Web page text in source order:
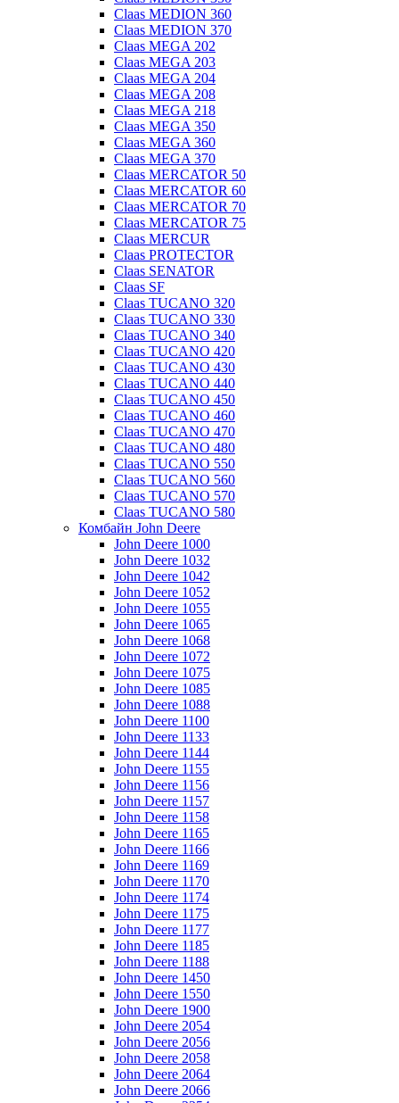
Claas MEDION 360
Claas MEDION 370
Claas MEGA 202
Claas MEGA 203
Claas MEGA 204
Claas MEGA 208
Claas MEGA 218
Claas MEGA 350
Claas MEGA 360
Claas MEGA 370
Claas MERCATOR 50
Claas MERCATOR 60
Claas MERCATOR 70
Claas MERCATOR 75
Claas MERCUR
Claas PROTECTOR
Claas SENATOR
Claas SF
Claas TUCANO 320
Claas TUCANO 330
Claas TUCANO 340
Claas TUCANO 420
Claas TUCANO 430
Claas TUCANO 440
Claas TUCANO 450
Claas TUCANO 460
Claas TUCANO 470
Claas TUCANO 480
Claas TUCANO 550
Claas TUCANO 560
Claas TUCANO 570
Claas TUCANO 580
Комбайн John Deere
John Deere 1000
John Deere 1032
John Deere 1042
John Deere 1052
John Deere 1055
John Deere 1065
John Deere 1068
John Deere 1072
John Deere 1075
John Deere 1085
John Deere 1088
John Deere 1100
John Deere 1133
John Deere 1144
John Deere 1155
John Deere 1156
John Deere 1157
John Deere 1158
John Deere 1165
John Deere 1166
John Deere 1169
John Deere 1170
John Deere 1174
John Deere 1175
John Deere 1177
John Deere 1185
John Deere 1188
John Deere 1450
John Deere 1550
John Deere 1900
John Deere 2054
John Deere 2056
John Deere 2058
John Deere 2064
John Deere 2066